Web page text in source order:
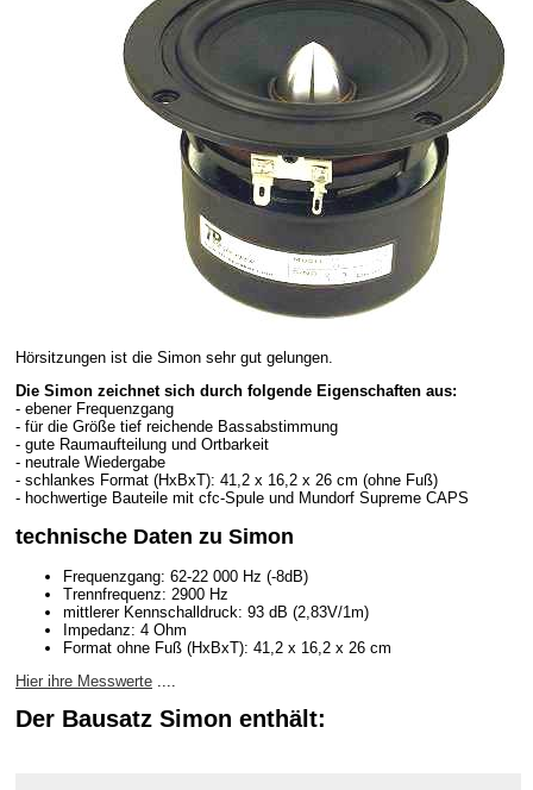
Hörsitzungen ist die Simon sehr gut gelungen.
Die Simon zeichnet sich durch folgende Eigenschaften aus:
- ebener Frequenzgang
- für die Größe tief reichende Bassabstimmung
- gute Raumaufteilung und Ortbarkeit
- neutrale Wiedergabe
- schlankes Format (HxBxT): 41,2 x 16,2 x 26 cm (ohne Fuß)
- hochwertige Bauteile mit cfc-Spule und Mundorf Supreme CAPS
technische Daten zu Simon
Frequenzgang: 62-22 000 Hz (-8dB)
Trennfrequenz: 2900 Hz
mittlerer Kennschalldruck: 93 dB (2,83V/1m)
Impedanz: 4 Ohm
Format ohne Fuß (HxBxT): 41,2 x 16,2 x 26 cm
Hier ihre Messwerte
Der Bausatz Simon enthält: